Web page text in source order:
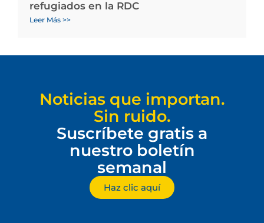
refugiados en la RDC
Leer Más >>
Noticias que importan.
Sin ruido.
Suscríbete gratis a
nuestro boletín
semanal
Haz clic aquí